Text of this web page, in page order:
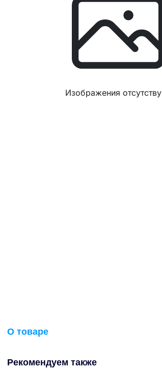
Изображения
О товаре
Рекомендуем также